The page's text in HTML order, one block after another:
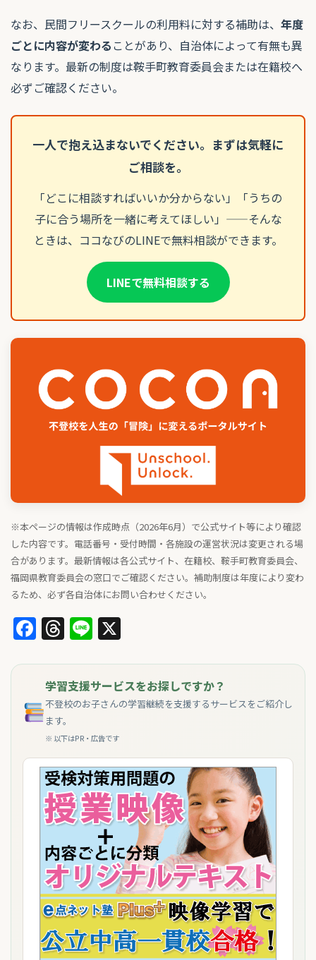
なお、民間フリースクールの利用料に対する補助は、 年度
ごとに内容が変わる ことがあり、自治体によって有無も異
なります。最新の制度は鞍手町教育委員会または在籍校へ
必ずご確認ください。
一人で抱え込まないでください。まずは気軽に
ご相談を。
「どこに相談すればいいか分からない」「うちの
子に合う場所を一緒に考えてほしい」——そんな
ときは、ココなびのLINEで無料相談ができます。
LINEで無料相談する
※本ページの情報は作成時点（2026年6月）で公式サイト等により確認
した内容です。電話番号・受付時間・各施設の運営状況は変更される場
合があります。最新情報は各公式サイト、在籍校、鞍手町教育委員会、
福岡県教育委員会の窓口でご確認ください。補助制度は年度により変わ
るため、必ず各自治体にお問い合わせください。
Facebook
Threads
Line
学習支援サービスをお探しですか？
不登校のお子さんの学習継続を支援するサービスをご紹介し
ます。
※ 以下はPR・広告です